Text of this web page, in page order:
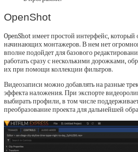
OpenShot
OpenShot имеет простой интерфейс, который
начинающих монтажеров. В нем нет
вполне подойдет для базового
работать сразу с несколькими дорожками,
их при помощи коллекции фильтров.
Видеозаписи можно добавлять на разные
эффекта наложения. При экспорте
выбирать профили, в том числе
преобразование проекта для дальнейшей